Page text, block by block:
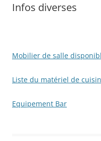
Infos diverses
Mobilier de salle
Liste du matériel de
Equipement Bar